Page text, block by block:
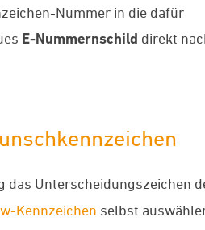
Nummer in die dafür
E-Nummernschild direkt
das Unterscheidungszeichen
Kennzeichen selbst